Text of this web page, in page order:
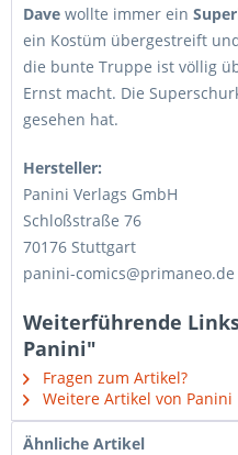
Dave wollte immer ein
ein Kostüm übergestreift
die bunte Truppe ist völlig
Ernst macht. Die
gesehen hat.
Hersteller:
Panini Verlags GmbH
Schloßstraße 76
70176 Stuttgart
panini-comics@primaneo.de
Weiterführende
Panini"
Fragen zum Artikel?
Weitere Artikel von Panini
Ähnliche Artikel